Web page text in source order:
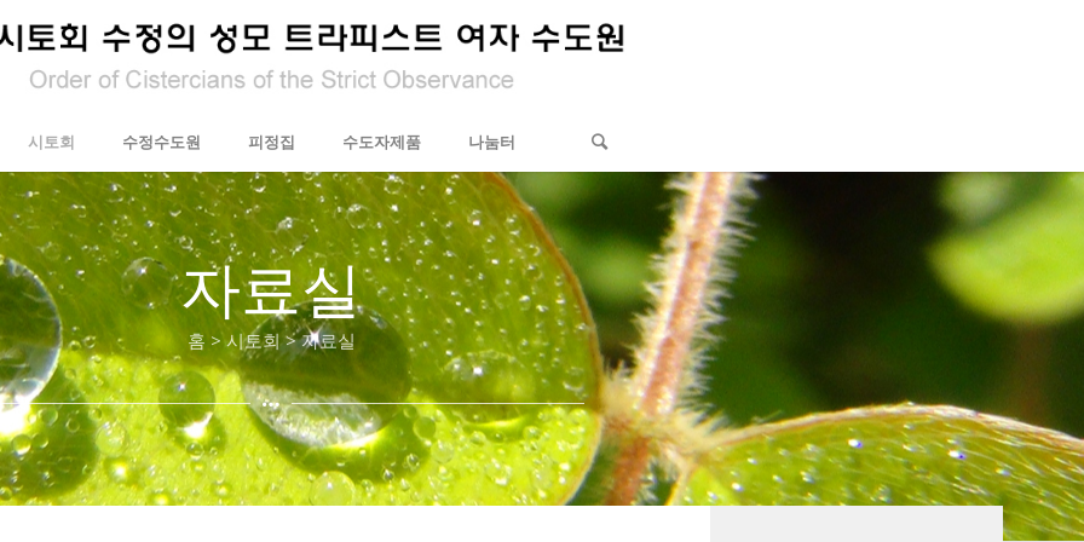
시토회 수정수도원 피정집 수도자제품 나눔터
자료실
홈 > 시토회 > 자료실